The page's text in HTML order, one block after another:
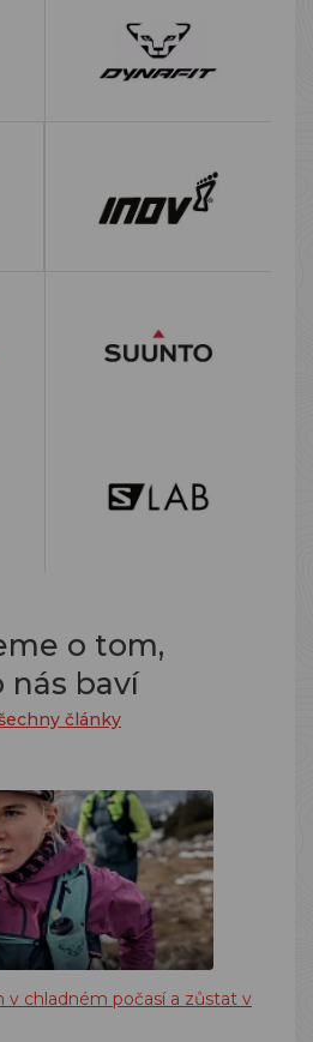
o tom,
nás baví
články
v chladném počasí a zůstat v